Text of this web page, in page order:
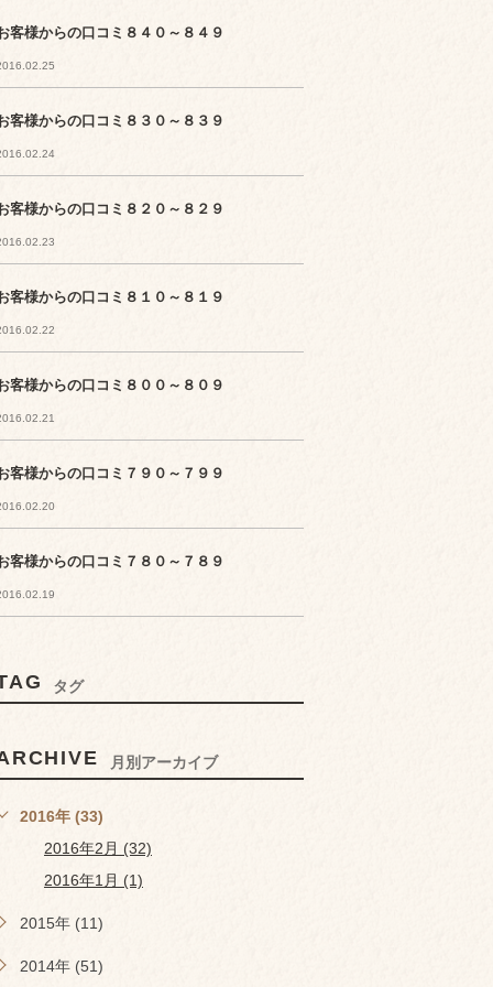
客様からの口コミ８４０～８４９
客様からの口コミ８３０～８３９
客様からの口コミ８２０～８２９
客様からの口コミ８１０～８１９
客様からの口コミ８００～８０９
客様からの口コミ７９０～７９９
客様からの口コミ７８０～７８９
タグ
月別アーカイブ
2016年 (33)
2016年2月 (32)
2016年1月 (1)
2015年 (11)
2014年 (51)